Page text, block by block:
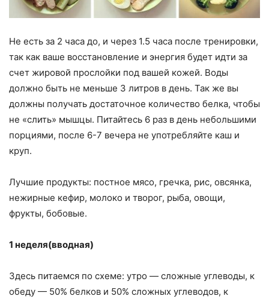
Не есть за 2 часа до, и через 1.5 часа после тренировки,
так как ваше восстановление и энергия будет идти за
счет жировой прослойки под вашей кожей. Воды
должно быть не меньше 3 литров в день. Так же вы
должны получать достаточное количество белка, чтобы
не «слить» мышцы. Питайтесь 6 раз в день небольшими
порциями, после 6-7 вечера не употребляйте каш и
круп.
Лучшие продукты: постное мясо, гречка, рис, овсянка,
нежирные кефир, молоко и творог, рыба, овощи,
фрукты, бобовые.
1 неделя(вводная)
Здесь питаемся по схеме: утро — сложные углеводы, к
обеду — 50% белков и 50% сложных углеводов, к